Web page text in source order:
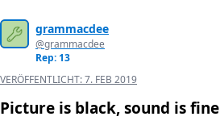
grammacdee
@grammacdee
Rep: 13
VERÖFFENTLICHT:7. FEB 2019
Picture is black, sound is fine